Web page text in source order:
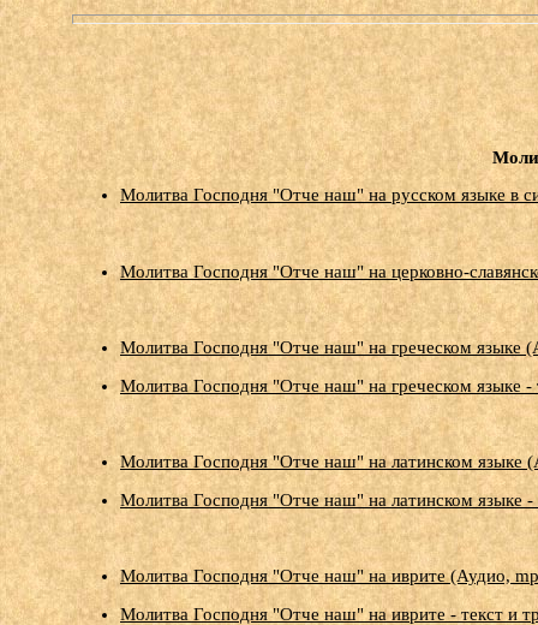
Молитва Господня "Отче наш" на русском языке в
Молитва Господня "Отче наш" на церковно-
Молитва Господня "Отче наш" на греческом языке
Молитва Господня "Отче наш" на греческом языке
Молитва Господня "Отче наш" на латинском языке
Молитва Господня "Отче наш" на латинском языке
Молитва Господня "Отче наш" на иврите (Аудио,
Молитва Господня "Отче наш" на иврите - текст и